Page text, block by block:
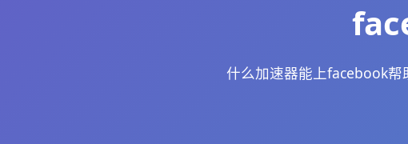
什么加速器能上facebook